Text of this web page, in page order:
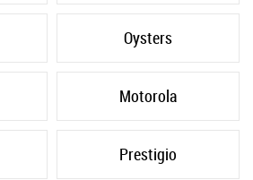
Oysters
Motorola
Prestigio